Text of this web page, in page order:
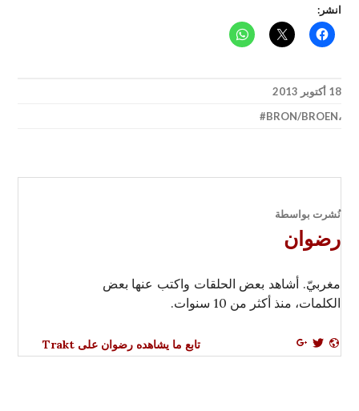
انشر:
18 أكتوبر 2013
BRON/BROEN،
نُشرت بواسطة
رضوان
مغربيّ. أشاهد بعض الحلقات واكتب عنها بعض
الكلمات، منذ أكثر من 10 سنوات.
تابع ما يشاهده رضوان على Trakt